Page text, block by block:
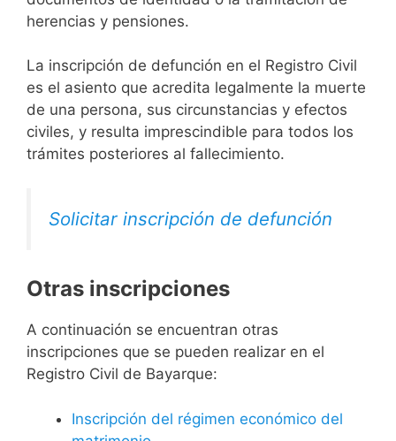
herencias y pensiones.
La inscripción de defunción en el Registro Civil
es el asiento que acredita legalmente la muerte
de una persona, sus circunstancias y efectos
civiles, y resulta imprescindible para todos los
trámites posteriores al fallecimiento.
Solicitar inscripción de defunción
Otras inscripciones
A continuación se encuentran otras
inscripciones que se pueden realizar en el
Registro Civil de Bayarque:
Inscripción del régimen económico del